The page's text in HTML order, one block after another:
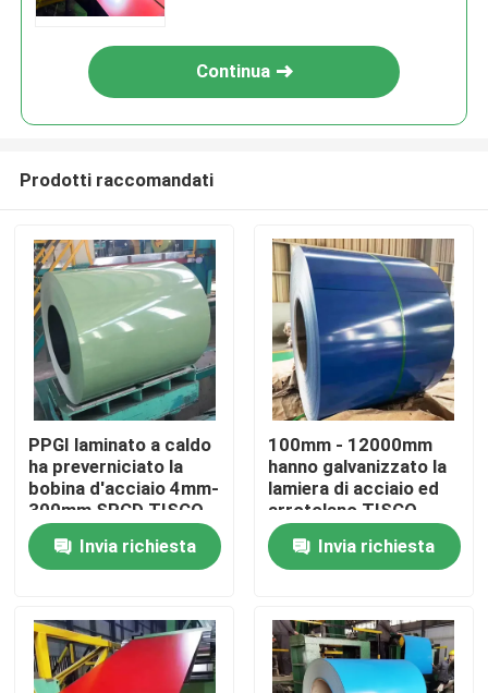
Casa
Continua
Prodotti raccomandati
PPGI laminato a caldo
ha preverniciato la
bobina d'acciaio 4mm-
300mm SPCD TISCO
Invia richiesta
100mm - 12000mm
hanno galvanizzato la
lamiera di acciaio ed
arrotolano TISCO
Invia richiesta